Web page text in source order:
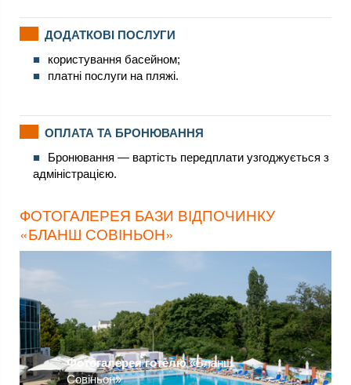
ДОДАТКОВІ ПОСЛУГИ
користування басейном;
платні послуги на пляжі.
ОПЛАТА ТА БРОНЮВАННЯ
Бронювання — вартість передплати узгоджується з
адміністрацією.
ФОТОГАЛЕРЕЯ БАЗИ ВІДПОЧИНКУ
«БЛАНШ СОВІНЬОН»
Фотогалерея готелю«Бланш
Совіньон»